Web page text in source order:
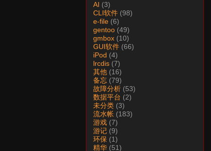
AI (3)
CLI软件 (98)
e-file (6)
gentoo (49)
gmbox (10)
GUI软件 (66)
iPod (4)
lrcdis (7)
其他 (16)
备忘 (79)
故障分析 (53)
数据平台 (2)
未分类 (3)
流水帐 (183)
游戏 (7)
游记 (9)
环保 (1)
精华 (51)